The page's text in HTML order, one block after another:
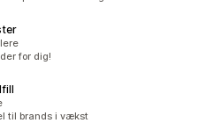
for dig!
til brands i vækst